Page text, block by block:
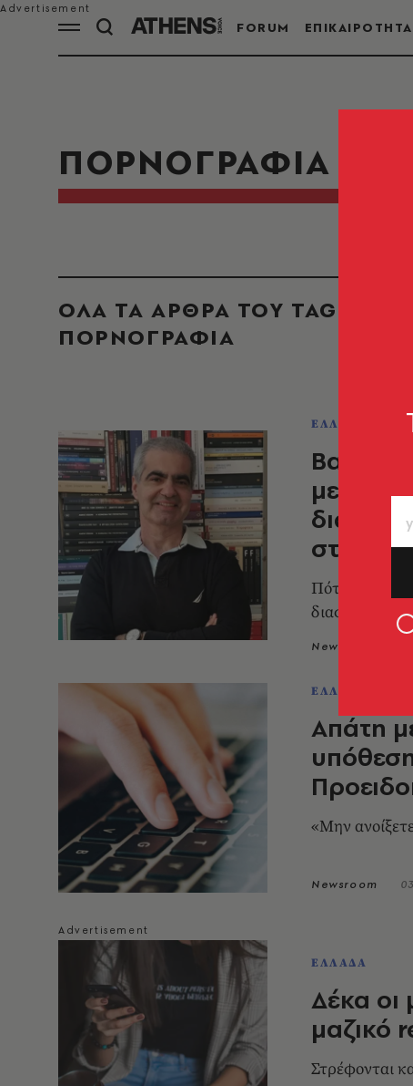
FORUM ΕΠΙΚΑΙΡΟΤΗΤΑ
ΠΟΡΝΟΓΡΑΦΙΑ
ΟΛΑ ΤΑ ΑΡΘΡΑ ΤΟΥ TAG
ΠΟΡΝΟΓΡΑΦΙΑ
ΕΛΛΑΔΑ
στην
Πότε
διαφορετικές
Newsroom
ΕΛΛΑΔΑ
Απάτη
«Μην
Newsroom
ΕΛΛΑΔΑ
Δέκα οι
μαζικό
Στρέφονται